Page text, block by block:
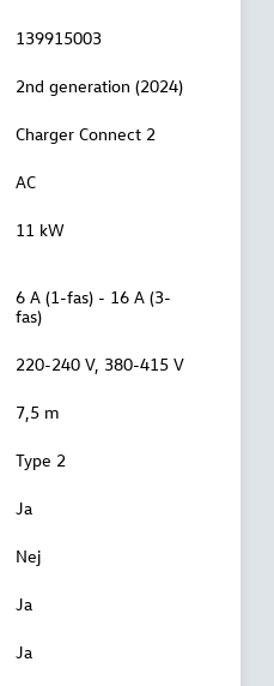
139915003
2nd generation (2024)
Charger Connect 2
AC
11 kW
6 A (1-fas) - 16 A (3-
fas)
220-240 V, 380-415 V
7,5 m
Type 2
Ja
Nej
Ja
Ja